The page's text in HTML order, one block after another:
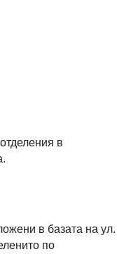
в
в базата на ул.
по